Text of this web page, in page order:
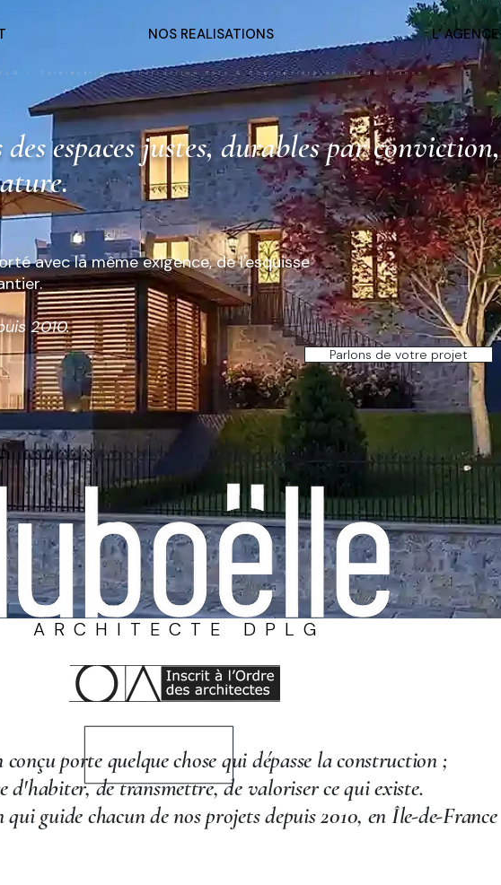
NOS REALISATIONS L' AGENCE
— Surélévation, Construction Bois & Copropriété en Île-de-France
espaces justes, durables par conviction,
avec la même exigence, de l'esquisse
2010.
Parlons de votre projet
A R C H I T E C T E D P L G
conçu porte quelque chose qui dépasse la construction ;
d'habiter, de transmettre, de valoriser ce qui existe.
guide chacun de nos projets depuis 2010, en Île-de-France